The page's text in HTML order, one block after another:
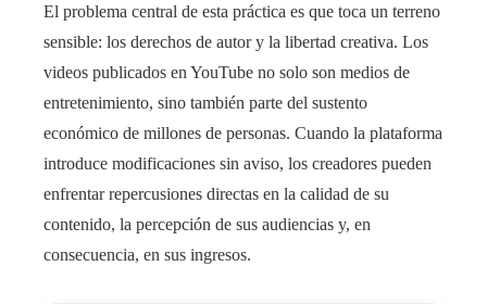
El problema central de esta práctica es que toca un terreno
sensible: los derechos de autor y la libertad creativa. Los
videos publicados en YouTube no solo son medios de
entretenimiento, sino también parte del sustento
económico de millones de personas. Cuando la plataforma
introduce modificaciones sin aviso, los creadores pueden
enfrentar repercusiones directas en la calidad de su
contenido, la percepción de sus audiencias y, en
consecuencia, en sus ingresos.